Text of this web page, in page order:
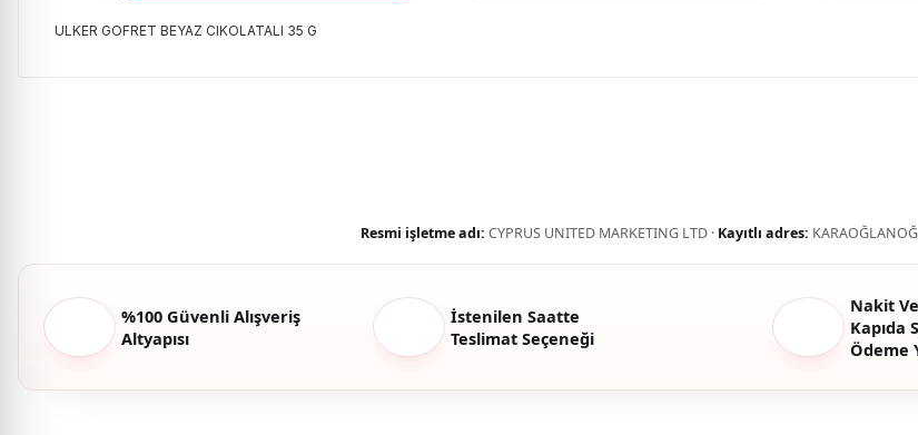
ULKER GOFRET BEYAZ CIKOLATALI 35 G
Resmi işletme adı: CYPRUS UNITED MARKETING LTD · Kayıtlı adres:
%100 Güvenli Alışveriş
Altyapısı
İstenilen Saatte
Teslimat Seçeneği
Nakit
Kapıda
Ödeme